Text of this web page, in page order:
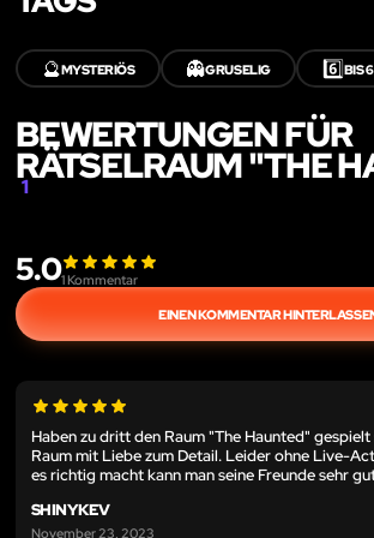
🔮MYSTERIÖS 👻GRUSELIG 6️⃣BIS
BEWERTUNGEN FÜR
RÄTSELRAUM "THE
1
5.01Kommentar
EINEN KOMMENTAR
Haben zu dritt den Raum "The Haunted"
Raum mit Liebe zum Detail. Leider ohne Live-
es richtig macht kann man seine Freunde sehr
SHINYKEV
November 23, 2023